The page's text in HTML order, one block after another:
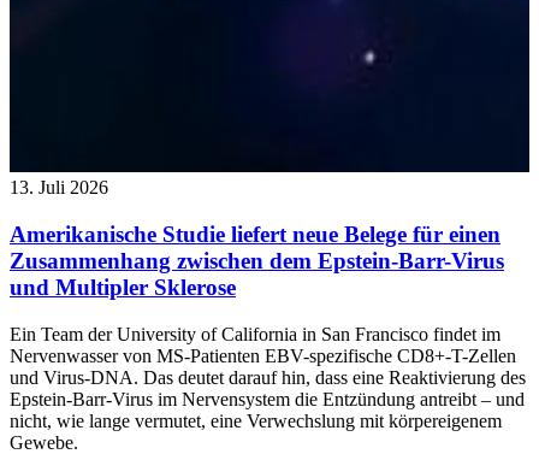
13. Juli 2026
Amerikanische Studie liefert neue Belege für einen
Zusammenhang zwischen dem Epstein-Barr-Virus
und Multipler Sklerose
Ein Team der University of California in San Francisco findet im
Nervenwasser von MS-Patienten EBV-spezifische CD8+-T-Zellen
und Virus-DNA. Das deutet darauf hin, dass eine Reaktivierung des
Epstein-Barr-Virus im Nervensystem die Entzündung antreibt – und
nicht, wie lange vermutet, eine Verwechslung mit körpereigenem
Gewebe.